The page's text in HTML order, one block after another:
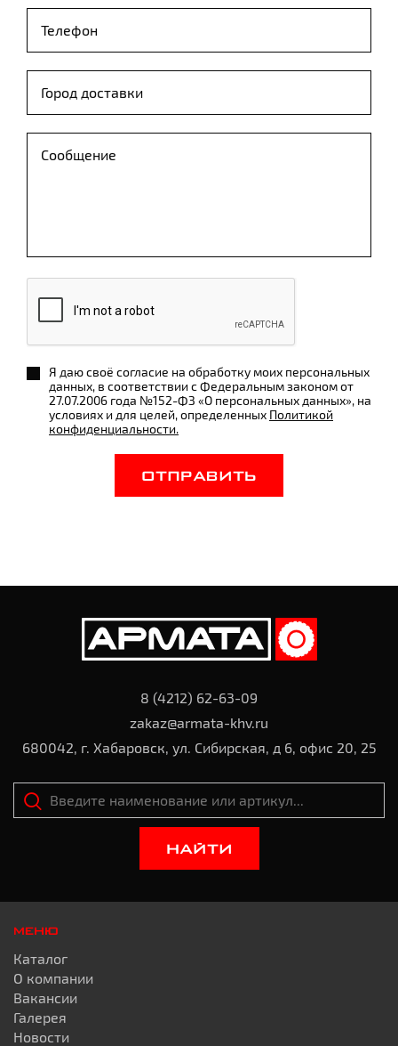
Я даю своё согласие на обработку моих персональных
данных, в соответствии с Федеральным законом от
27.07.2006 года №152-ФЗ «О персональных данных», на
условиях и для целей, определенных Политикой
конфиденциальности.
ОТПРАВИТЬ
8 (4212) 62-63-09
zakaz@armata-khv.ru
680042, г. Хабаровск, ул. Сибирская, д 6, офис 20, 25
НАЙТИ
МЕНЮ
Каталог
О компании
Вакансии
Галерея
Новости